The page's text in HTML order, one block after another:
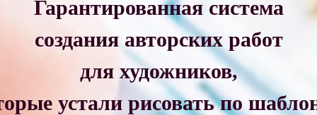
Гарантированная система
создания авторских работ
для художников,
устали рисовать по